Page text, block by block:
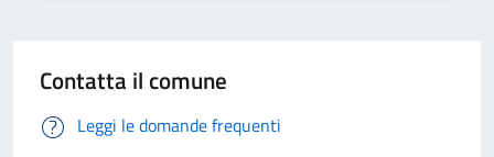
Contatta il comune
Leggi le domande frequenti